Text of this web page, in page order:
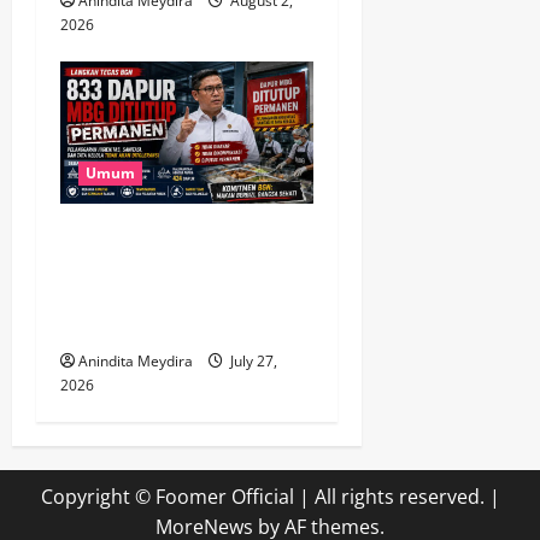
2026
Umum
Anindita Meydira
July 27,
2026
Copyright © Foomer Official | All rights reserved. |
MoreNews by AF themes.